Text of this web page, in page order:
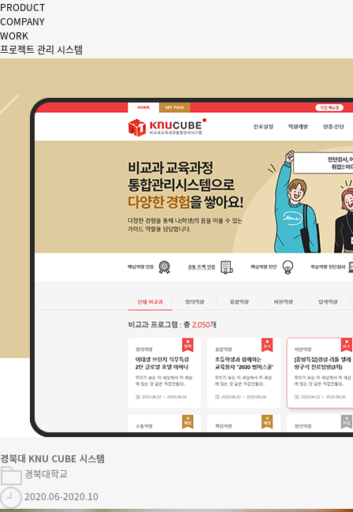
PRODUCT
COMPANY
WORK
프로젝트 관리 시스템
경북대 KNU CUBE 시스템
경북대학교
2020.06-2020.10